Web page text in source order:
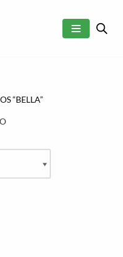
“BELLA”